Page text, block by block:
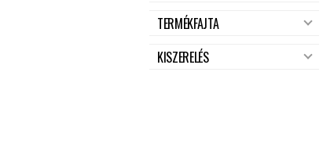
TERMÉKFAJTA
KISZERELÉS